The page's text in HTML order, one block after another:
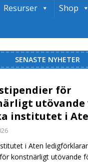
Resurser Shop
SENASTE NYHETER
för
utövande
institutet i
i Aten
konstnärligt utövande